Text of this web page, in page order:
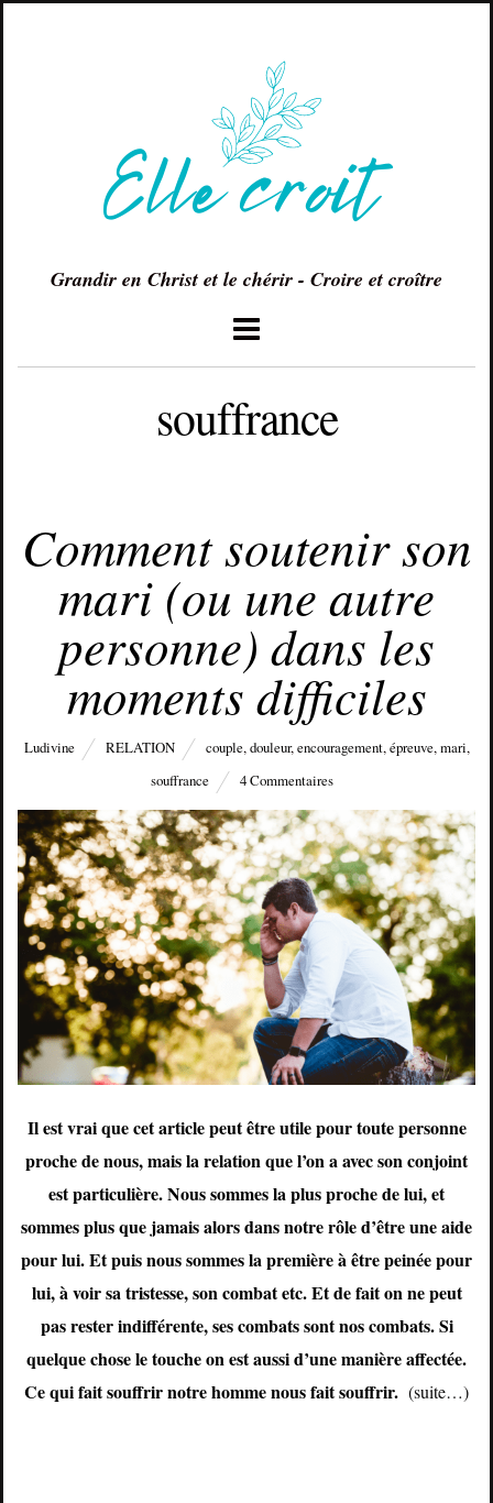
Grandir en Christ et le chérir - Croire et croître
souffrance
Comment soutenir son
mari (ou une autre
personne) dans les
moments difficiles
Ludivine RELATION couple,douleur,encouragement,épreuve,mari,
souffrance
4 Commentaires
Il est vrai que cet article peut être utile pour toute personne
proche de nous, mais la relation que l’on a avec son conjoint
est particulière. Nous sommes la plus proche de lui, et
sommes plus que jamais alors dans notre rôle d’être une aide
pour lui. Et puis nous sommes la première à être peinée pour
lui, à voir sa tristesse, son combat etc.Et de fait on ne peut
pas rester indifférente, ses combats sont nos combats. Si
quelque chose le touche on est aussi d’une manière affectée.
Ce qui fait souffrir notre homme nous fait souffrir. (suite…)